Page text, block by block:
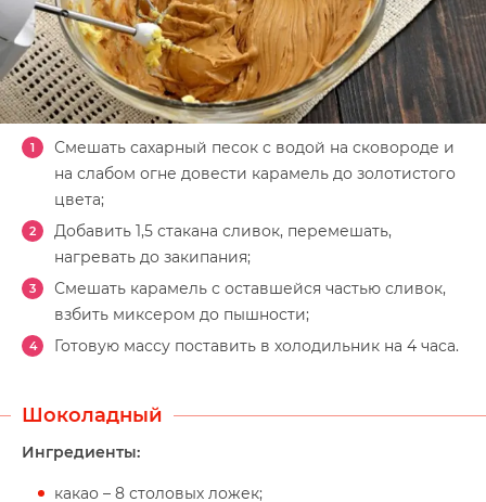
Смешать сахарный песок с водой на сковороде и
на слабом огне довести карамель до золотистого
цвета;
Добавить 1,5 стакана сливок, перемешать,
нагревать до закипания;
Смешать карамель с оставшейся частью сливок,
взбить миксером до пышности;
Готовую массу поставить в холодильник на 4 часа.
Шоколадный
Ингредиенты:
какао – 8 столовых ложек;